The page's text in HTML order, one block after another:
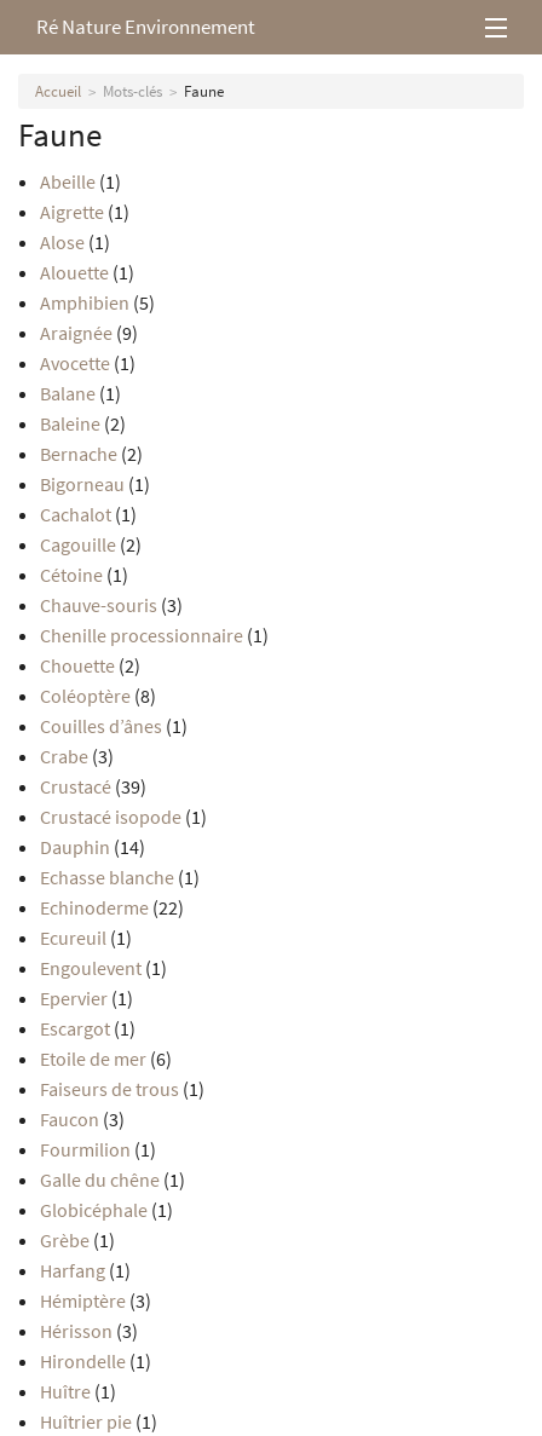
Ré Nature Environnement
L’association
Milieux rétais
Nos parutions
Accueil Mots-clés Faune
Faune
Abeille (1)
Aigrette (1)
Alose (1)
Alouette (1)
Amphibien (5)
Araignée (9)
Avocette (1)
Balane (1)
Baleine (2)
Bernache (2)
Bigorneau (1)
Cachalot (1)
Cagouille (2)
Cétoine (1)
Chauve-souris (3)
Chenille processionnaire (1)
Chouette (2)
Coléoptère (8)
Couilles d’ânes (1)
Crabe (3)
Crustacé (39)
Crustacé isopode (1)
Dauphin (14)
Echasse blanche (1)
Echinoderme (22)
Ecureuil (1)
Engoulevent (1)
Epervier (1)
Escargot (1)
Etoile de mer (6)
Faiseurs de trous (1)
Faucon (3)
Fourmilion (1)
Galle du chêne (1)
Globicéphale (1)
Grèbe (1)
Harfang (1)
Hémiptère (3)
Hérisson (3)
Hirondelle (1)
Huître (1)
Huîtrier pie (1)